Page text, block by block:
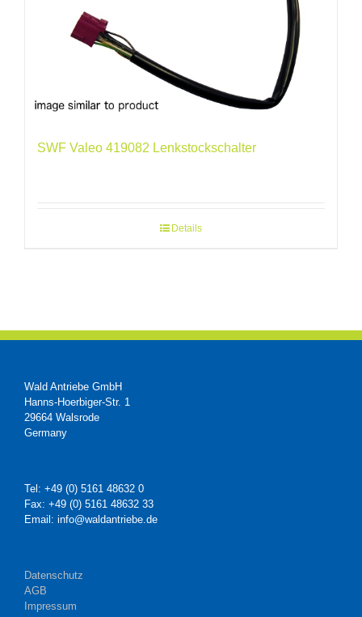
SWF Valeo 419082 Lenkstockschalter
Details
Wald Antriebe GmbH
Hanns-Hoerbiger-Str. 1
29664 Walsrode
Germany
Tel: +49 (0) 5161 48632 0
Fax: +49 (0) 5161 48632 33
Email: info@waldantriebe.de
Datenschutz
AGB
Impressum